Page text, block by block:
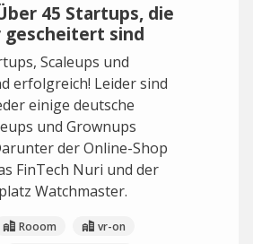
45 Startups, die
gescheitert sind
Scaleups und
erfolgreich! Leider sind
einige deutsche
und Grownups
der Online-Shop
FinTech Nuri und der
Watchmaster.
Rooom
vr-on